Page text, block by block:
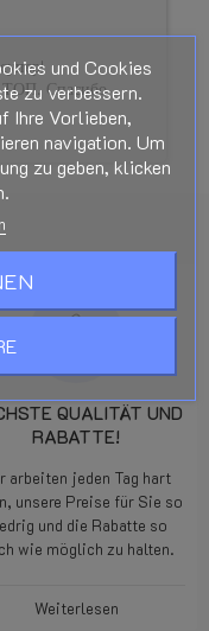
ТОП. Спасибо
QUALITÄT UND
RABATTE!
arbeiten jeden Tag hart
unsere Preise für Sie so
und die Rabatte so
wie möglich zu halten.
Weiterlesen
und Cookies
zu verbessern.
Ihre Vorlieben,
navigation. Um
zu geben, klicken